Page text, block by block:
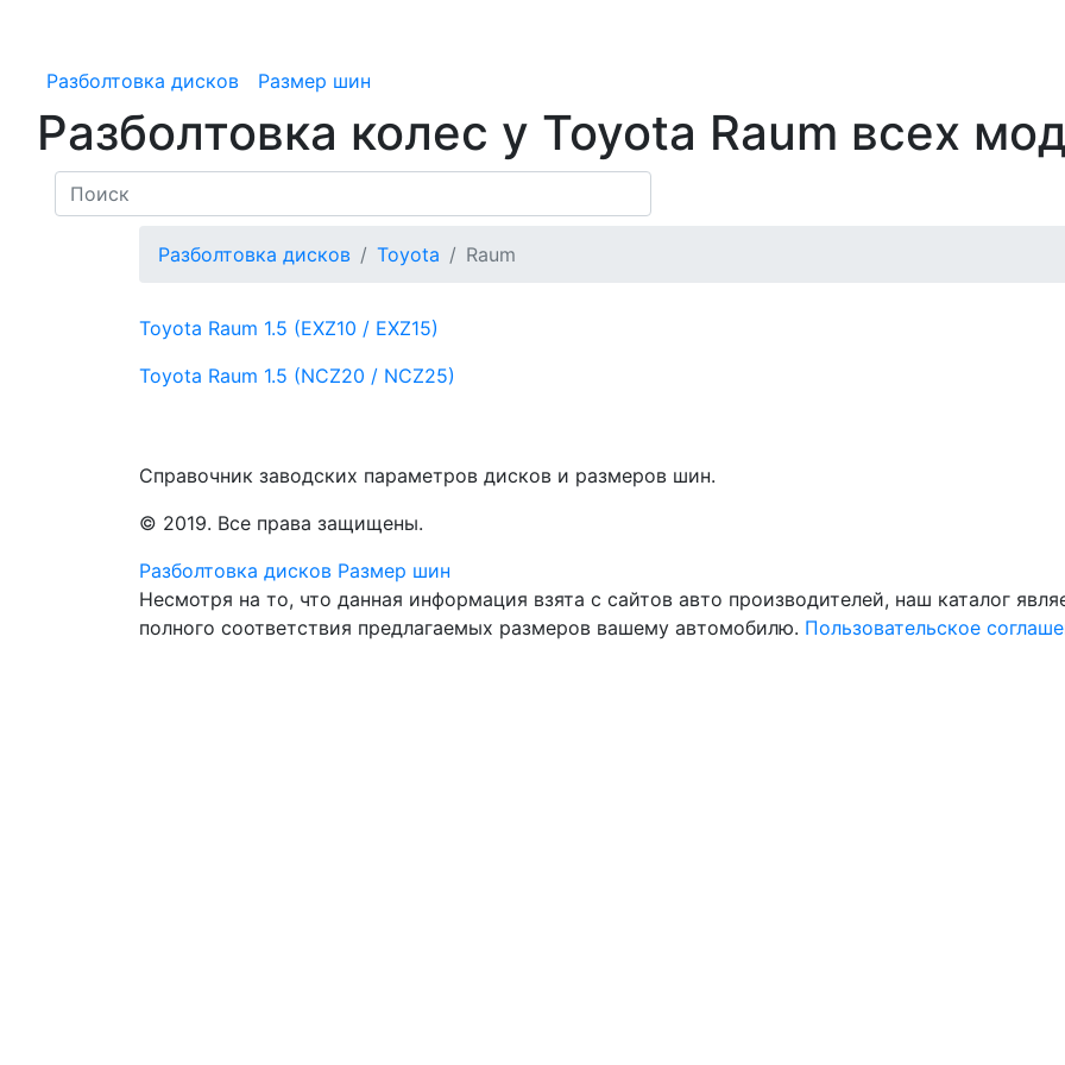
Разболтовка дисков Размер шин
Разболтовка колес у Toyota Raum всех
Разболтовка дисков Toyota Raum
Toyota Raum 1.5 (EXZ10 / EXZ15)
Toyota Raum 1.5 (NCZ20 / NCZ25)
Справочник заводских параметров дисков и размеров шин.
© 2019. Все права защищены.
Разболтовка дисков Размер шин
Несмотря на то, что данная информация взята с сайтов авто производителей, наш каталог
полного соответствия предлагаемых размеров вашему автомобилю. Пользовательское